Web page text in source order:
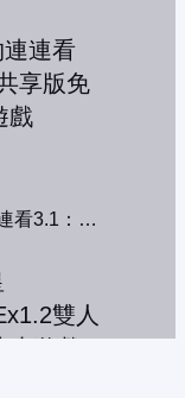
寵物連連看3.1：共享版